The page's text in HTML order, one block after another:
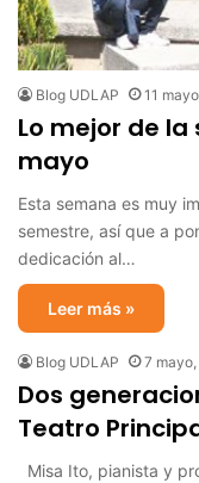
Blog UDLAP 11
Lo mejor de la
mayo
Esta semana es muy
semestre, así que a
dedicación al…
Leer más »
Blog UDLAP 7
Dos
Teatro
Misa Ito, pianista y